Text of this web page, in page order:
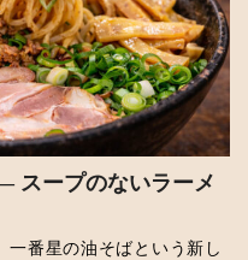
スープのないラーメ
一番星の油そばという新し